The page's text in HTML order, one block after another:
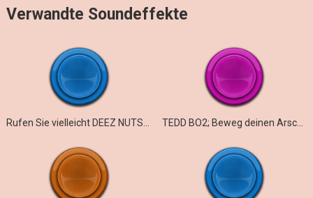
Verwandte Soundeffekte
TEDD BO2; Beweg deinen Arsch von meinem Bus!